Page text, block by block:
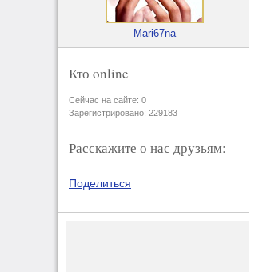
Mari67na
Кто online
Сейчас на сайте: 0
Зарегистрировано: 229183
Расскажите о нас друзьям:
Поделиться